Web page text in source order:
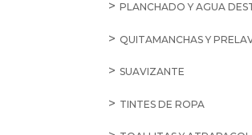
PLANCHADO Y AGUA
QUITAMANCHAS Y
SUAVIZANTE
TINTES DE ROPA